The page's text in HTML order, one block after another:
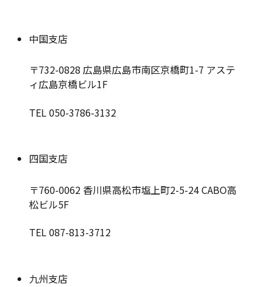
中国支店
〒732-0828 広島県広島市南区京橋町1-7 アステ
ィ広島京橋ビル1F
TEL 050-3786-3132
四国支店
〒760-0062 香川県高松市塩上町2-5-24 CABO高
松ビル5F
TEL 087-813-3712
九州支店